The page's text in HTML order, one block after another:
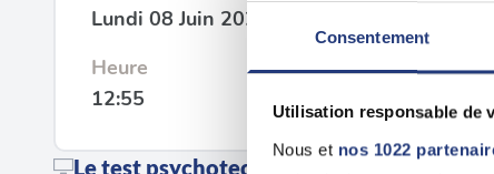
Consentement
Utilisation responsable de
Nous et nos 1022
Lundi 08 Juin 2026
Heure
12:55
Le test psychotechnique